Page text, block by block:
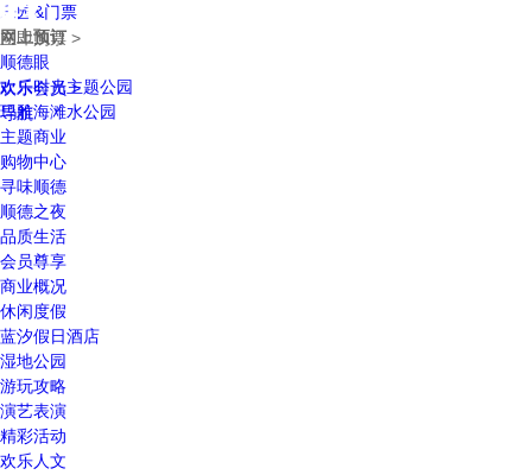
立即购票 >
欢乐会员 >
导航
乐园&门票
网上预订
顺德眼
欢乐时光主题公园
玛雅海滩水公园
主题商业
购物中心
寻味顺德
顺德之夜
品质生活
会员尊享
商业概况
休闲度假
蓝汐假日酒店
湿地公园
游玩攻略
演艺表演
精彩活动
欢乐人文